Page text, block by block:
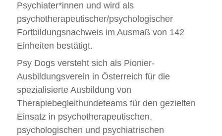
Psychiater*innen und wird als
psychotherapeutischer/psychologischer
Fortbildungsnachweis im Ausmaß von 142
Einheiten bestätigt.
Psy Dogs versteht sich als Pionier-
Ausbildungsverein in Österreich für die
spezialisierte Ausbildung von
Therapiebegleithundeteams für den gezielten
Einsatz in psychotherapeutischen,
psychologischen und psychiatrischen